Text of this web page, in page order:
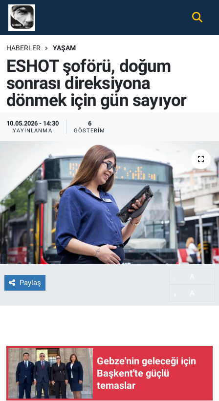
HABERLER YAŞAM
ESHOT şoförü, doğum
sonrası direksiyona
dönmek için gün sayıyor
10.05.2026 - 14:30
YAYINLANMA
6
GÖSTERIM
Paylaş
Gebze'nin geleceği için
Başkent'te güçlü
temaslar
Gündem
Ekonomi
Spor
Tüm Haberler
İletişim
Künye
Nöbetçi Eczaneler
Hava Durumu
Namaz Vakitleri
Trafik Durumu
Süper Lig Puan Durumu ve Fikstür
Tüm Manşetler
Son Dakika Haberleri
Haber Arşivi